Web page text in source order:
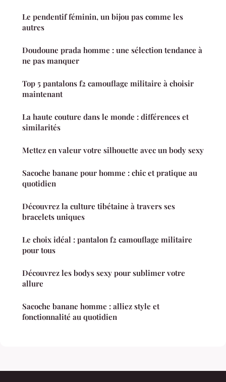
Le pendentif féminin, un bijou pas comme les
autres
Doudoune prada homme : une sélection tendance à
ne pas manquer
Top 5 pantalons f2 camouflage militaire à choisir
maintenant
La haute couture dans le monde : différences et
similarités
Mettez en valeur votre silhouette avec un body sexy
Sacoche banane pour homme : chic et pratique au
quotidien
Découvrez la culture tibétaine à travers ses
bracelets uniques
Le choix idéal : pantalon f2 camouflage militaire
pour tous
Découvrez les bodys sexy pour sublimer votre
allure
Sacoche banane homme : alliez style et
fonctionnalité au quotidien